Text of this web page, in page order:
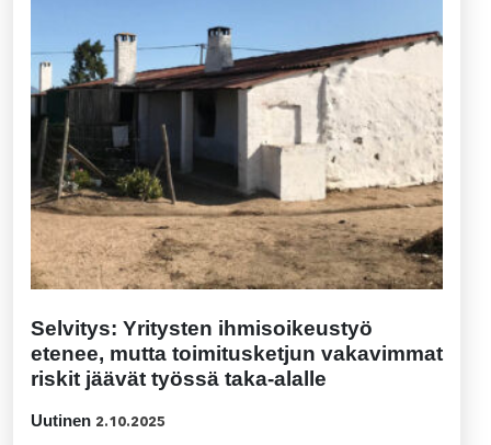
Selvitys: Yritysten ihmisoikeustyö
etenee, mutta toimitusketjun vakavimmat
riskit jäävät työssä taka-alalle
Uutinen 2.10.2025